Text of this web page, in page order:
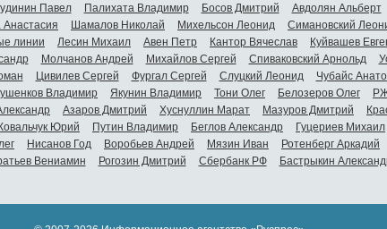
Павел Палихата Владимир Босов Дмитрий Авдолян Альберт
Анастасия Шамалов Николай Михельсон Леонид Симановский
линии Лесин Михаил Авен Петр Кантор Вячеслав Куйвашев
Молчанов Андрей Михайлов Сергей Спиваковский Арнольд
Цивилев Сергей Фургал Сергей Слуцкий Леонид Чубайс
Владимир Якунин Владимир Тони Олег Белозеров Олег
Азаров Дмитрий Хуснуллин Марат Мазуров Дмитрий
Ковальчук Юрий Путин Владимир Беглов Александр Гуцериев Михаил
Нисанов Год Воробьев Андрей Мязин Иван Ротенберг Аркадий
Вениамин Рогозин Дмитрий Сбербанк РФ Бастрыкин